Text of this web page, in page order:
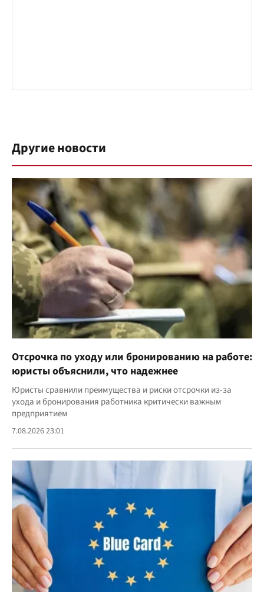
Другие новости
Отсрочка по уходу или бронированию на работе:
юристы объяснили, что надежнее
Юристы сравнили преимущества и риски отсрочки из-за
ухода и бронирования работника критически важным
предприятием
7.08.2026 23:01